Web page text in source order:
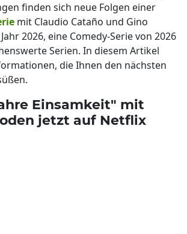
finden sich neue Folgen einer
mit Claudio Cataño und Gino
2026, eine Comedy-Serie von 2026
Serien. In diesem Artikel
die Ihnen den nächsten
Einsamkeit" mit
jetzt auf Netflix